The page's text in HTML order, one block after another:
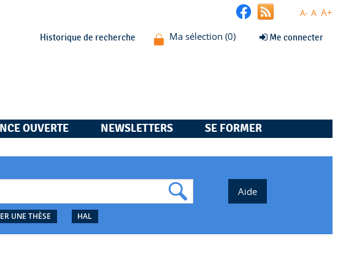
A- A A+
Historique de recherche Me connecter
OUVERTE NEWSLETTERS SE FORMER
UNE THÈSE HAL